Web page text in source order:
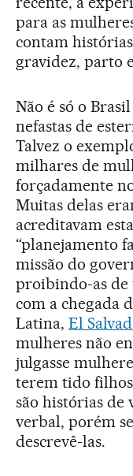
para as
contam
gravidez, parto
Não é só o
nefastas de
Talvez o
milhares de
forçadamente
Muitas delas
acreditavam
“planejamento
missão do
proibindo-as de
com a chegada
Latina, El
mulheres não
julgasse
terem tido
são histórias de
verbal, porém
descrevê-las.